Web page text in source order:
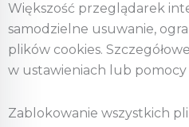
Większość przeglądarek
samodzielne usuwanie,
plików cookies.
w ustawieniach lub
Zablokowanie wszystkich